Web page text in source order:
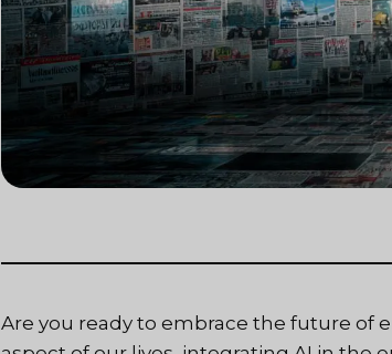
Are you ready to embrace the future of